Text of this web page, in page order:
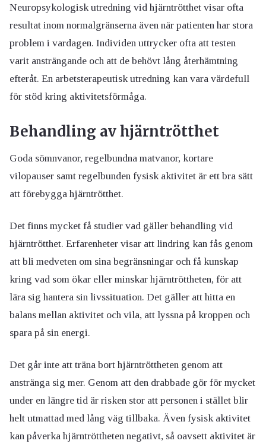
Neuropsykologisk utredning vid hjärntrötthet visar ofta
resultat inom normalgränserna även när patienten har stora
problem i vardagen. Individen uttrycker ofta att testen
varit ansträngande och att de behövt lång återhämtning
efteråt. En arbetsterapeutisk utredning kan vara värdefull
för stöd kring aktivitetsförmåga.
Behandling av hjärntrötthet
Goda sömnvanor, regelbundna matvanor, kortare
vilopauser samt regelbunden fysisk aktivitet är ett bra sätt
att förebygga hjärntrötthet.
Det finns mycket få studier vad gäller behandling vid
hjärntrötthet. Erfarenheter visar att lindring kan fås genom
att bli medveten om sina begränsningar och få kunskap
kring vad som ökar eller minskar hjärntröttheten, för att
lära sig hantera sin livssituation. Det gäller att hitta en
balans mellan aktivitet och vila, att lyssna på kroppen och
spara på sin energi.
Det går inte att träna bort hjärntröttheten genom att
anstränga sig mer. Genom att den drabbade gör för mycket
under en längre tid är risken stor att personen i stället blir
helt utmattad med lång väg tillbaka. Även fysisk aktivitet
kan påverka hjärntröttheten negativt, så oavsett aktivitet är